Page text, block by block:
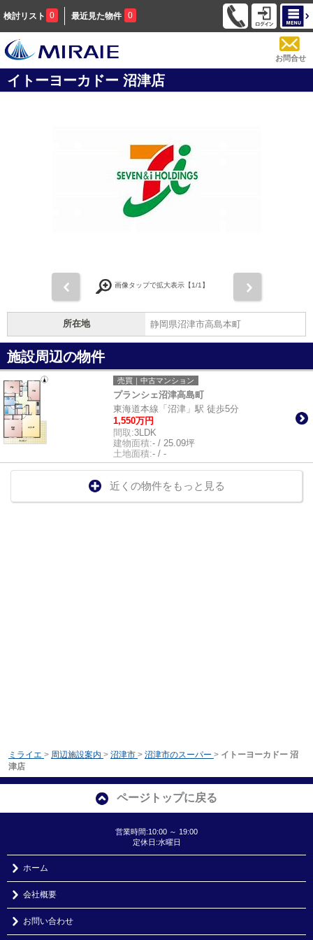
検討リスト 0 最近見た物件 0
お問合せ
イトーヨーカドー 沼津店
画像タップで拡大表示【1/1】
所在地 静岡県沼津市高島本町
施設周辺の物件
売買｜中古マンション
プランシェ沼津高島町
東海道本線「沼津」駅 徒歩5分
1,550万円
間取:3LDK
建物面積:- / 25.09坪
土地面積:- / -
近くの物件をもっと見る
ミライエ > 周辺施設案内 > 沼津市 > 沼津市のスーパー > イトーヨーカドー 沼
津店
ページトップに戻る
営業時間:10:00 ～ 19:00
定休日:水曜日
ホーム
会社概要
お問い合わせ